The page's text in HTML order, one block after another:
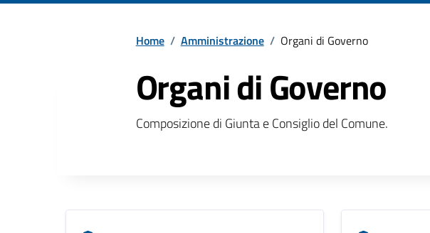
Home / Amministrazione / Organi di Governo
Organi di Governo
Composizione di Giunta e Consiglio del Comune.